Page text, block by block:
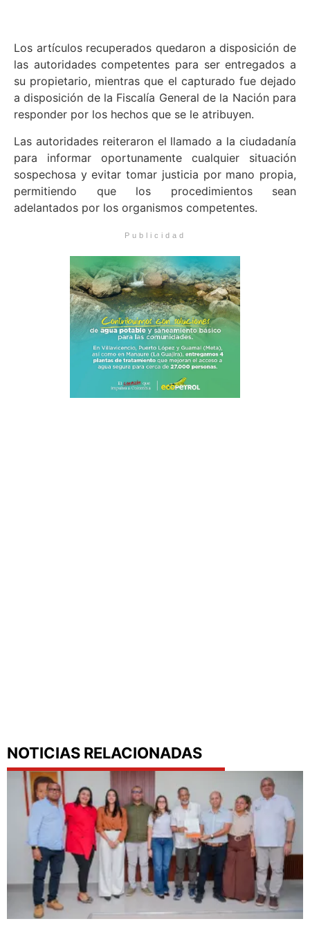
Los artículos recuperados quedaron a disposición de
las autoridades competentes para ser entregados a
su propietario, mientras que el capturado fue dejado
a disposición de la Fiscalía General de la Nación para
responder por los hechos que se le atribuyen.
Las autoridades reiteraron el llamado a la ciudadanía
para informar oportunamente cualquier situación
sospechosa y evitar tomar justicia por mano propia,
permitiendo que los procedimientos sean
adelantados por los organismos competentes.
Publicidad
NOTICIAS RELACIONADAS